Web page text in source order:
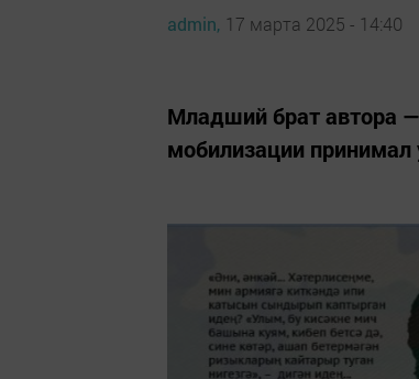
admin, 17 марта 2025 - 14:40
Младший брат автора
мобилизации принимал